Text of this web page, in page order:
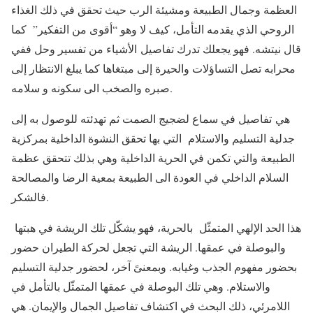
العظمة وجمال الطبيعة ومشيئة الرب حيث تحقق في ذلك الغذاء
الروحي الذي يقدمه التأمل، كيف لا وهو “أقوى من التفكير” كما
قال نيتشه. فهو يجعلك تدرك تفاصيل الأشياء من تفسير وحل ففي
محرابه تصل التساؤلات والحيرة إلى مبتغاها كما يبلغ الانتظار إلى
صبره والصخب الى سكونه و سلامه.
هي تفاصيل في سماع لضجيج الصمت ثم تهدئته للوصول به إلى
جدلية التسليم والاستلام التي بها تحقق النشوة الداخلية بمركزية
الطبيعة والتي تكمن في الحرية الداخلية وهي بذلك تتحقق عظمة
السلام الداخلي في العودة الى الطبيعة بمعية الرضا والمصالحة
فالشكر.
والبوصلة في عمقها. الريشة التي تجعل لحركة الطيران حضور
بحضور مفهوم الجذب وغيابه. وبمعنىً آخر، لحضور جدلية التسليم
والاستلام. وهي تلك البوصلة في عمقها المتمثّل بالتأمل في
اللامرئي، ذلك البحث في اكتشاف تفاصيل الجمال والإيمان. هي